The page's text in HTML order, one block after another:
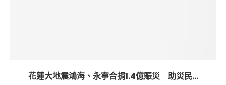
花蓮大地震鴻海、永寧合捐1.4億賑災 助災民...